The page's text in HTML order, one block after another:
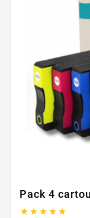
Pack 4
    